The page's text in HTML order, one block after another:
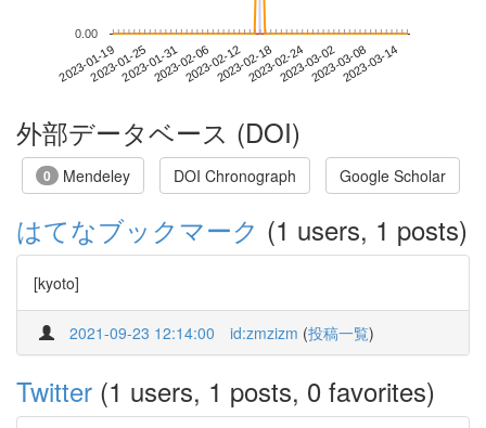
2023-01-192023-01-252023-01-312023-02-062023-02-122023-02-182023-02-242023-03-022023-03-082023-03-14
0.00
外部データベース (DOI)
0 Mendeley DOI Chronograph Google Scholar
はてなブックマーク (1 users, 1 posts)
[kyoto]
2021-09-23 12:14:00 id:zmzizm (投稿一覧)
Twitter (1 users, 1 posts, 0 favorites)